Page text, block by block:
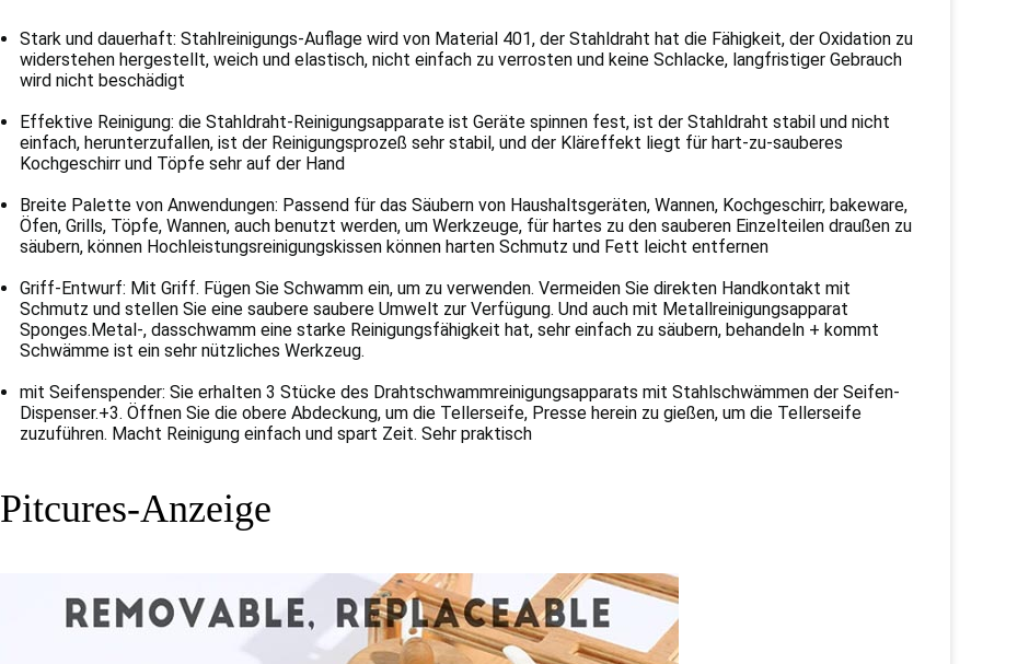
Stark und dauerhaft: Stahlreinigungs-Auflage wird von Material 401, der Stahldraht hat die Fähigkeit, der Oxidation zu
widerstehen hergestellt, weich und elastisch, nicht einfach zu verrosten und keine Schlacke, langfristiger Gebrauch
wird nicht beschädigt
Effektive Reinigung: die Stahldraht-Reinigungsapparate ist Geräte spinnen fest, ist der Stahldraht stabil und nicht
einfach, herunterzufallen, ist der Reinigungsprozeß sehr stabil, und der Kläreffekt liegt für hart-zu-sauberes
Kochgeschirr und Töpfe sehr auf der Hand
Breite Palette von Anwendungen: Passend für das Säubern von Haushaltsgeräten, Wannen, Kochgeschirr, bakeware,
Öfen, Grills, Töpfe, Wannen, auch benutzt werden, um Werkzeuge, für hartes zu den sauberen Einzelteilen draußen zu
säubern, können Hochleistungsreinigungskissen können harten Schmutz und Fett leicht entfernen
Griff-Entwurf: Mit Griff. Fügen Sie Schwamm ein, um zu verwenden. Vermeiden Sie direkten Handkontakt mit
Schmutz und stellen Sie eine saubere saubere Umwelt zur Verfügung. Und auch mit Metallreinigungsapparat
Sponges.Metal-, dasschwamm eine starke Reinigungsfähigkeit hat, sehr einfach zu säubern, behandeln + kommt
Schwämme ist ein sehr nützliches Werkzeug.
mit Seifenspender: Sie erhalten 3 Stücke des Drahtschwammreinigungsapparats mit Stahlschwämmen der Seifen-
Dispenser.+3. Öffnen Sie die obere Abdeckung, um die Tellerseife, Presse herein zu gießen, um die Tellerseife
zuzuführen. Macht Reinigung einfach und spart Zeit. Sehr praktisch
Pitcures-Anzeige